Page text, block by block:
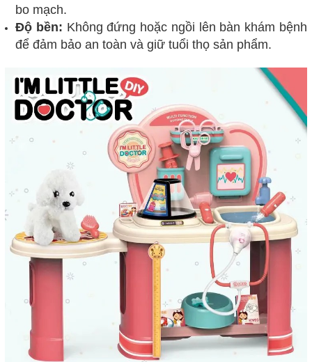
bo mạch.
Độ bền: Không đứng hoặc ngồi lên bàn khám bệnh
để đảm bảo an toàn và giữ tuổi thọ sản phẩm.